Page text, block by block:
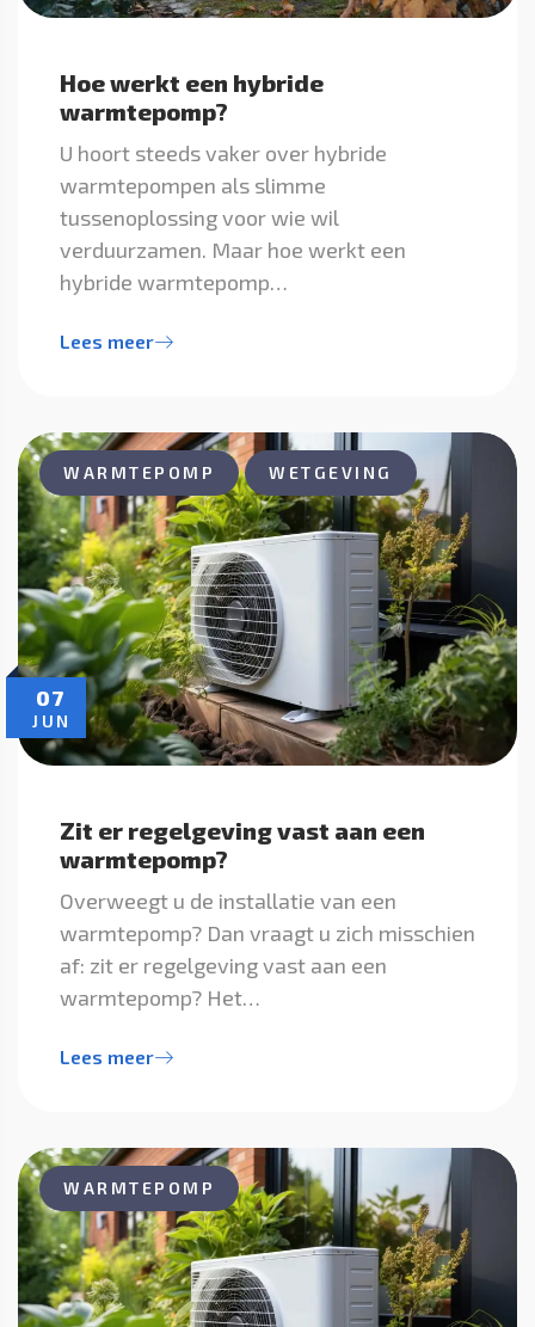
Hoe werkt een hybride
warmtepomp?
U hoort steeds vaker over hybride
warmtepompen als slimme
tussenoplossing voor wie wil
verduurzamen. Maar hoe werkt een
hybride warmtepomp…
Lees meer
07
JUN
WARMTEPOMP WETGEVING
Zit er regelgeving vast aan een
warmtepomp?
Overweegt u de installatie van een
warmtepomp? Dan vraagt u zich misschien
af: zit er regelgeving vast aan een
warmtepomp? Het…
Lees meer
WARMTEPOMP